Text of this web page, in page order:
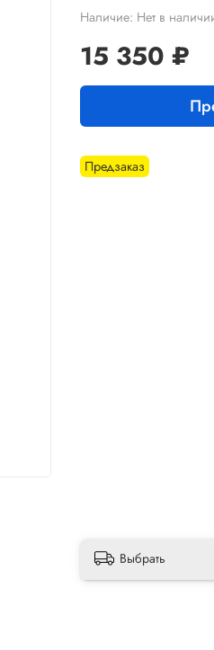
Наличие: Нет в
Предзаказ
15 350 ₽
Выбрать